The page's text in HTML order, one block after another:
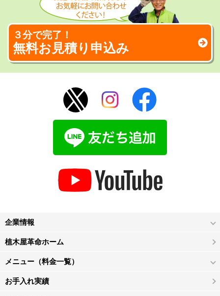
３分で完了！
無料お見積り申込み
企業情報
植木屋革命ホーム
メニュー（料金一覧）
お手入れ実績